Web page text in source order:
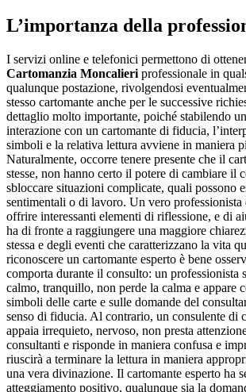
L’importanza della
I servizi online e telefonici permettono di
Cartomanzia Moncalieri professionale in
qualunque postazione, rivolgendosi
stesso cartomante anche per le successive
dettaglio molto importante, poiché stabilendo
interazione con un cartomante di fiducia,
simboli e la relativa lettura avviene in maniera
Naturalmente, occorre tenere presente che il
stesse, non hanno certo il potere di cambiare il
sbloccare situazioni complicate, quali possono
sentimentali o di lavoro. Un vero professionista
offrire interessanti elementi di riflessione, e di
ha di fronte a raggiungere una maggiore
stessa e degli eventi che caratterizzano la vita
riconoscere un cartomante esperto è bene
comporta durante il consulto: un professionista
calmo, tranquillo, non perde la calma e appare
simboli delle carte e sulle domande del
senso di fiducia. Al contrario, un consulente di
appaia irrequieto, nervoso, non presta
consultanti e risponde in maniera confusa e
riuscirà a terminare la lettura in maniera
una vera divinazione. Il cartomante esperto ha
atteggiamento positivo, qualunque sia la